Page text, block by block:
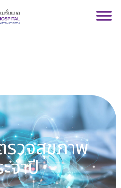
วจสุขภาพ
จำปี
วจสุขภาพ
จำปี
เพิ่มเติม